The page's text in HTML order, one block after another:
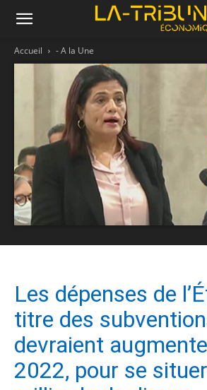
Accueil - A la Une
Les dépenses de
titre des
devraient
2022, pour se